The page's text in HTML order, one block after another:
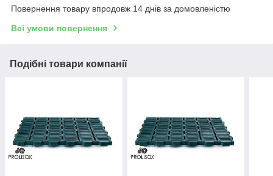
Повернення товару впродовж 14 днів за домовленістю
Всі умови повернення
Подібні товари компанії